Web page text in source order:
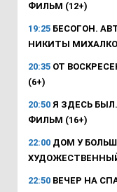
ФИЛЬМ (12+)
19:25 БЕСОГОН.
НИКИТЫ
20:35 ОТ
(6+)
20:50 Я ЗДЕСЬ
ФИЛЬМ (16+)
22:00 ДОМ У
22:50 ВЕЧЕР НА